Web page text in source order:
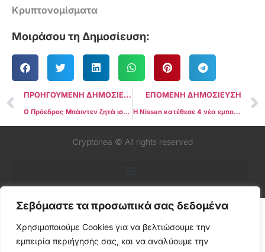
Σεβόμαστε τα προσωπικά σας δεδομένα
Χρησιμοποιούμε Cookies για να βελτιώσουμε την
εμπειρία περιήγησής σας, και να αναλύουμε την
Κρυπτονομίσματα
Μοιράσου τη Δημοσίευση:
ΠΡΟΗΓΟΥΜΕΝΗ ΔΗΜΟΣΙΕΥΣΗ
Ο Πρόεδρος Μπάιντεν ζητά ισχυρότερους τραπεζικούς κανονισμούς μετά την κατάρρευση της SVB & Signature Bank
ΕΠΟΜΕΝΗ ΔΗΜΟΣΙΕΥΣΗ
Η Nissan κατέθεσε 4 νέα εμπορικά σήματα Web3, δοκιμαστικές πωλήσεις στο metaverse
Cryptonea © All rights reserved